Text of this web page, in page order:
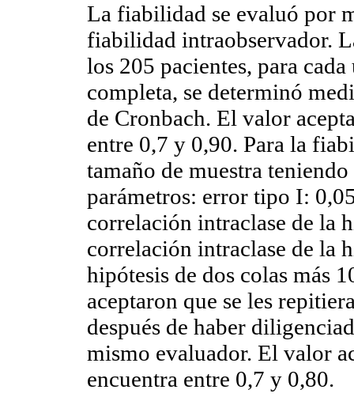
La fiabilidad se evaluó por
fiabilidad intraobservador.
los 205 pacientes, para
completa, se determinó
de Cronbach. El valor
entre 0,7 y 0,90. Para la
tamaño de muestra
parámetros: error tipo I:
correlación intraclase de la
correlación intraclase de la
hipótesis de dos colas más
aceptaron que se les
después de haber
mismo evaluador. El valor
encuentra entre 0,7 y 0,80.